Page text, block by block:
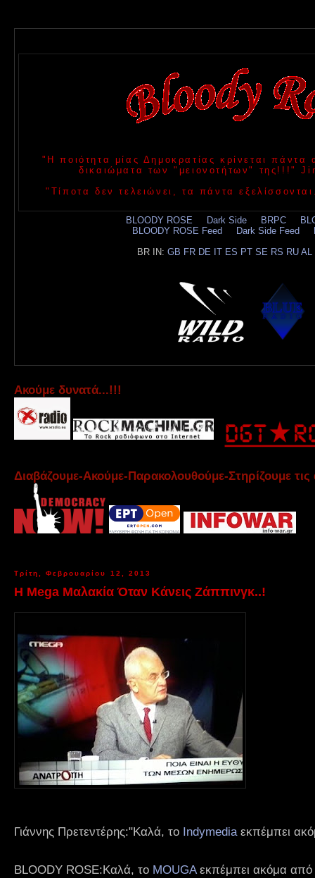
"Η ποιότητα μίας Δημοκρατίας κρίνεται
δικαιώματα των "μειονοτήτων" της!!!"
"Τίποτα δεν τελειώνει, τα πάντα
BLOODY ROSE Dark Side BRPC
BLOODY ROSE Feed..... Dark Side Feed.....
BR IN: GB FR DE IT ES PT SE RS RU AL
Aκούμε δυνατά...!!!
Διαβάζουμε-Ακούμε-Παρακολουθούμε-Στηρίζουμε
Τρίτη, Φεβρουαρίου 12, 2013
Η Mega Μαλακία Όταν Κάνεις Ζάππινγκ..!
Γιάννης Πρετεντέρης:"Καλά, το Indymediaεκπέμπει
BLOODY ROSE:Καλά, το MOUGAεκπέμπει ακόμα από